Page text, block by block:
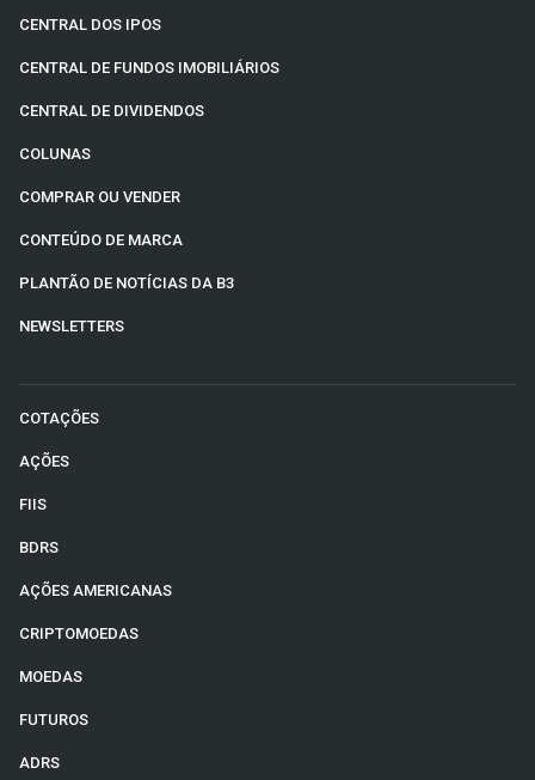
CENTRAL DOS IPOS
CENTRAL DE FUNDOS IMOBILIÁRIOS
CENTRAL DE DIVIDENDOS
COLUNAS
COMPRAR OU VENDER
CONTEÚDO DE MARCA
PLANTÃO DE NOTÍCIAS DA B3
NEWSLETTERS
COTAÇÕES
AÇÕES
FIIS
BDRS
AÇÕES AMERICANAS
CRIPTOMOEDAS
MOEDAS
FUTUROS
ADRS